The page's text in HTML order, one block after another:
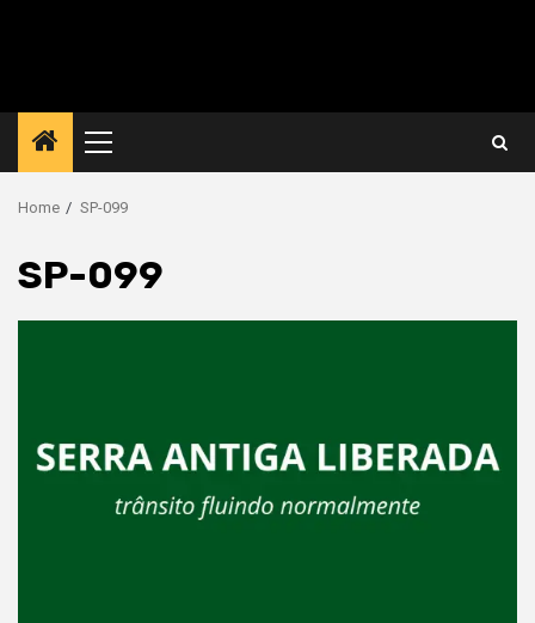
Primary
Menu
Home SP-099
SP-099